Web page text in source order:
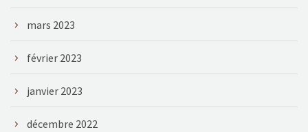
mars 2023
février 2023
janvier 2023
décembre 2022